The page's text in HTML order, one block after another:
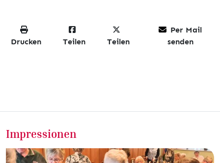
Drucken Teilen Teilen
Per Mail
senden
Impressionen